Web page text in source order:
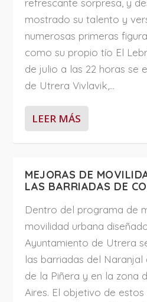
refrescante sorpresa, y
mostrado su talento y
numerosas primeras
como su propio tío El
de julio a las 22 horas se
de Utrera Vivlavik,...
LEER MÁS
MEJORAS DE
LAS BARRIADAS DE
Dentro del programa de
movilidad urbana
Ayuntamiento de Utrera
las barriadas del Naranjal
de la Piñera y en la zona
Aires. El objetivo de